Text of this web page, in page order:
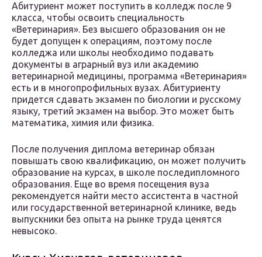
Абитуриент может поступить в колледж после 9
класса, чтобы освоить специальность
«Ветеринария». Без высшего образования он не
будет допущен к операциям, поэтому после
колледжа или школы необходимо подавать
документы в аграрный вуз или академию
ветеринарной медицины, программа «Ветеринария»
есть и в многопрофильных вузах. Абитуриенту
придется сдавать экзамен по биологии и русскому
языку, третий экзамен на выбор. Это может быть
математика, химия или физика.
После получения диплома ветеринар обязан
повышать свою квалификацию, он может получить
образование на курсах, в школе последипломного
образования. Еще во время посещения вуза
рекомендуется найти место ассистента в частной
или государственной ветеринарной клинике, ведь
выпускники без опыта на рынке труда ценятся
невысоко.